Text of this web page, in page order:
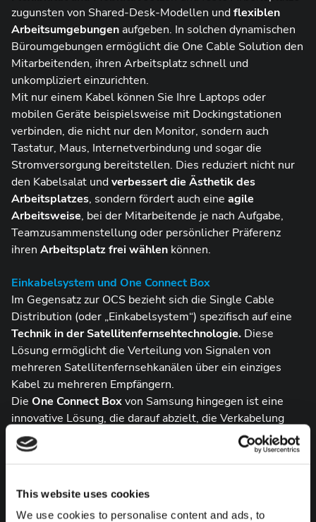
This website uses cookies
We use cookies to personalise content and ads, to
zugunsten von Shared-Desk-Modellen undflexiblen
Arbeitsumgebungenaufgeben. In solchen dynamischen
Büroumgebungen ermöglicht die One Cable Solution den
Mitarbeitenden, ihren Arbeitsplatz schnell und
unkompliziert einzurichten.
Mit nur einem Kabel können Sie Ihre Laptops oder
mobilen Geräte beispielsweise mit Dockingstationen
verbinden, die nicht nur den Monitor, sondern auch
Tastatur, Maus, Internetverbindung und sogar die
Stromversorgung bereitstellen. Dies reduziert nicht nur
den Kabelsalat undverbessert die Ästhetik des
Arbeitsplatzes, sondern fördert auch eine agile
Arbeitsweise, bei der Mitarbeitende je nach Aufgabe,
Teamzusammenstellung oder persönlicher Präferenz
ihren Arbeitsplatz frei wählen können.
Einkabelsystem und One Connect Box
Im Gegensatz zur OCS bezieht sich die Single Cable
Distribution (oder „Einkabelsystem“) spezifisch auf eine
Technik in der Satellitenfernsehtechnologie. Diese
Lösung ermöglicht die Verteilung von Signalen von
mehreren Satellitenfernsehkanälen über ein einziges
Kabel zu mehreren Empfängern.
Die One Connect Boxvon Samsung hingegen ist eine
innovative Lösung, die darauf abzielt, die Verkabelung
und Konnektivität bei Smart TVs zu vereinfachen. Auch
ihr Ziel ist es, eine unnötige Menge an Kabeln zu
Connect Box über
mehrere unterschiedliche Anschlüsse
sodass sie eine Schnittstelle für alle Kabelverbindungen